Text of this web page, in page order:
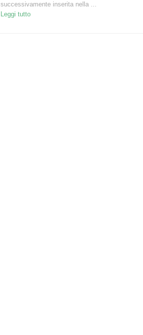
successivamente inserita nella ...
Leggi tutto